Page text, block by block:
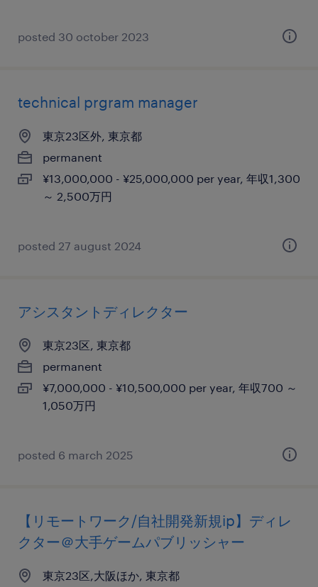
posted 30 october 2023
technical prgram manager
東京23区外, 東京都
permanent
¥13,000,000 - ¥25,000,000 per year, 年収1,300
～ 2,500万円
posted 27 august 2024
アシスタントディレクター
東京23区, 東京都
permanent
¥7,000,000 - ¥10,500,000 per year, 年収700 ～
1,050万円
posted 6 march 2025
【リモートワーク/自社開発新規ip】ディレ
クター＠大手ゲームパブリッシャー
東京23区,大阪ほか, 東京都